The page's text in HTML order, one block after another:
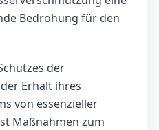
Bedrohung für den
der
Erhalt ihres
von essenzieller
Maßnahmen zum